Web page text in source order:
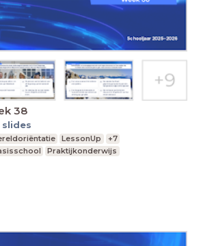
38
slides
LessonUp
+7
Praktijkonderwijs